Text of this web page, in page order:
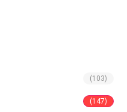
(103)
(147)